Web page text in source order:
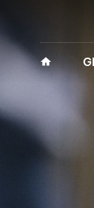
Máy giặt
Máy